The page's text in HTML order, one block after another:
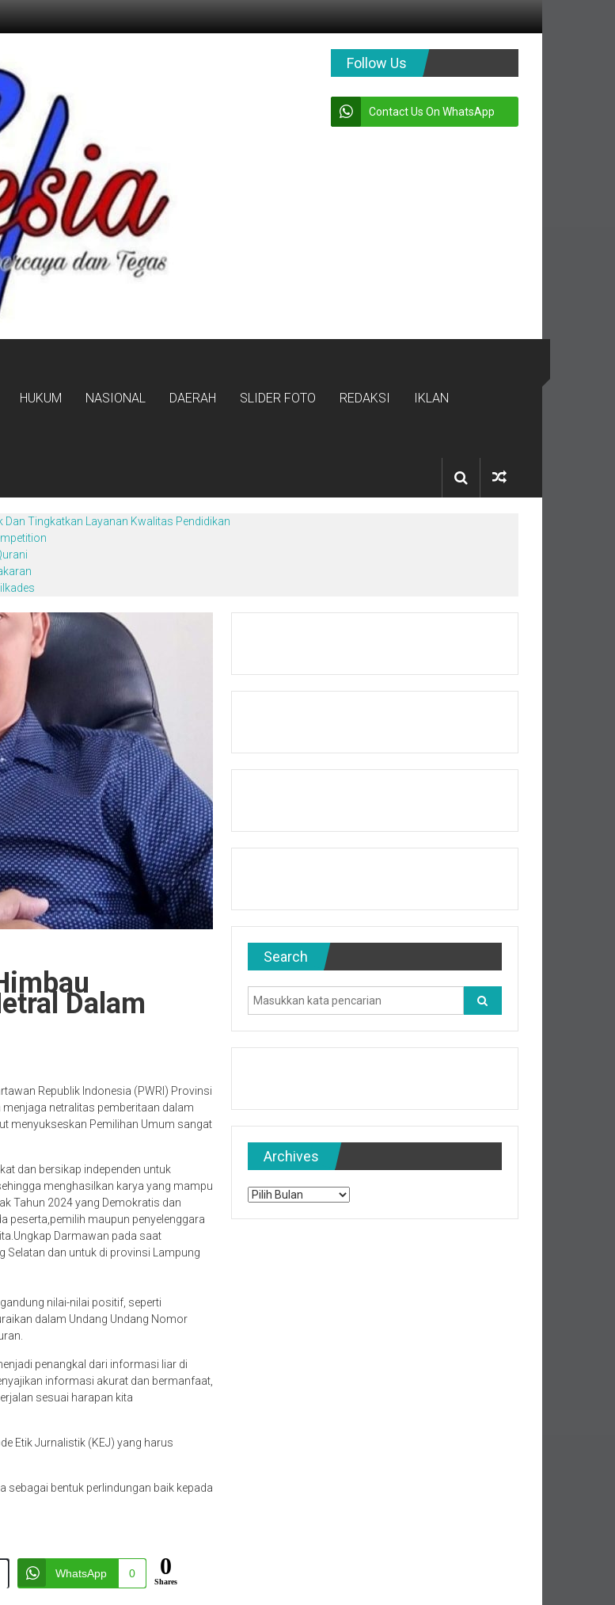
Follow Us
Contact Us On WhatsApp
HUKUM NASIONAL DAERAH SLIDER FOTO REDAKSI IKLAN
Tingkatkan Layanan Kwalitas Pendidikan
Dalam
Republik Indonesia (PWRI) Provinsi
netralitas pemberitaan dalam
menyukseskan Pemilihan Umum sangat
dan bersikap independen untuk
menghasilkan karya yang mampu
Tahun 2024 yang Demokratis dan
peserta,pemilih maupun penyelenggara
Darmawan pada saat
Selatan dan untuk di provinsi Lampung
nilai-nilai positif, seperti
dalam Undang Undang Nomor
penangkal dari informasi liar di
informasi akurat dan bermanfaat,
sesuai harapan kita
Etik Jurnalistik (KEJ) yang harus
sebagai bentuk perlindungan baik kepada
WhatsApp 0 0
Shares
Search
Archives
Archives